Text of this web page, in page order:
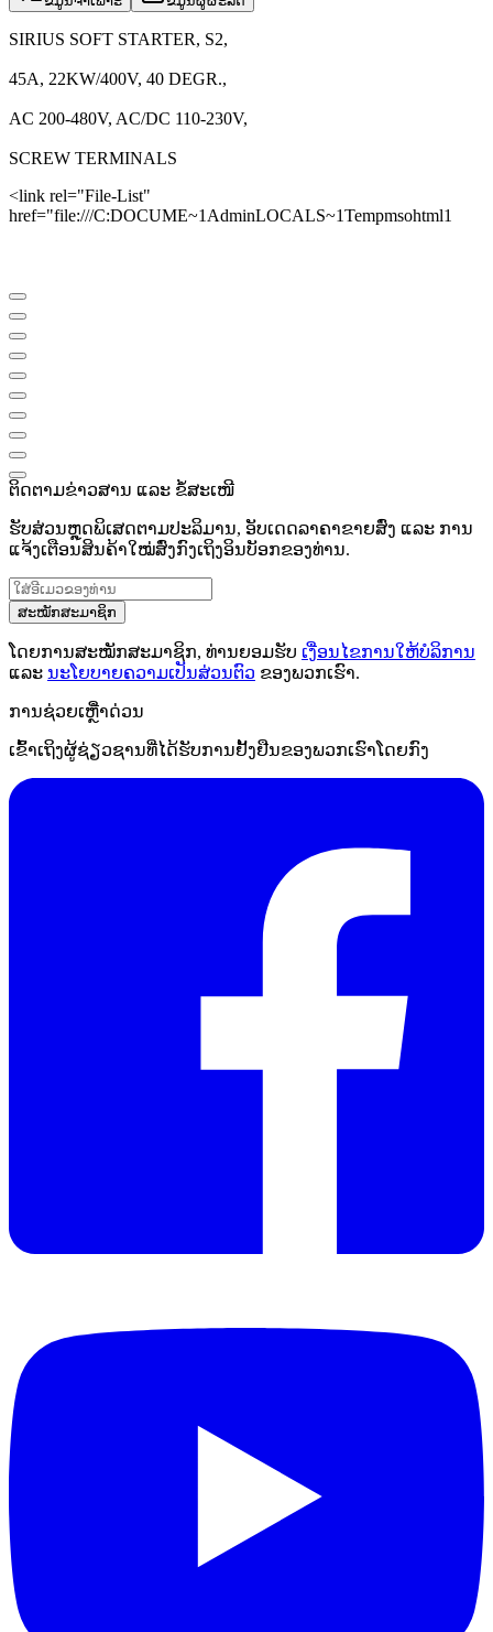
SIRIUS SOFT STARTER, S2,
45A, 22KW/400V, 40 DEGR.,
AC 200-480V, AC/DC 110-230V,
SCREW TERMINALS
<link rel="File-List"
href="file:///C:DOCUME~1AdminLOCALS~1Tempmsohtml1
ຕິດຕາມຂ່າວສານ ແລະ ຂໍ້ສະເໜີ
ຮັບສ່ວນຫຼຸດພິເສດຕາມປະລິມານ, ອັບເດດລາຄາຂາຍສົ່ງ ແລະ ການ
ແຈ້ງເຕືອນສິນຄ້າໃໝ່ສົ່ງກົງເຖິງອິນບັອກຂອງທ່ານ.
ສະໝັກສະມາຊິກ
ໂດຍການສະໝັກສະມາຊິກ, ທ່ານຍອມຮັບ ເງື່ອນໄຂການໃຫ້ບໍລິການ
ແລະ ນະໂຍບາຍຄວາມເປັນສ່ວນຕົວ ຂອງພວກເຮົາ.
ການຊ່ວຍເຫຼືໍາດ່ວນ
ເຂົ້າເຖິງຜູ້ຊ່ຽວຊານທີ່ໄດ້ຮັບການຢັ້ງຢືນຂອງພວກເຮົາໂດຍກົງ